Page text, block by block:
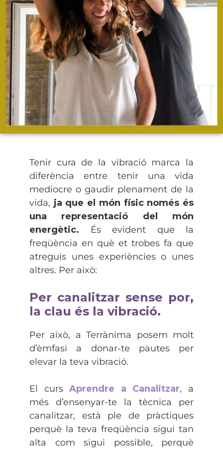
Tenir cura de la vibració marca la
diferència entre tenir una vida
mediocre o gaudir plenament de la
vida, ja que el món físic només és
una representació del món
energètic.
És evident que la
freqüència en què et trobes fa que
atreguis unes experiències o unes
altres. Per això:
Per canalitzar sense por,
la clau és la vibració.
Per això, a Terrànima posem molt
d’èmfasi a donar-te pautes per
elevar la teva vibració.
El cursAprendre a Canalitzar, a
més d’ensenyar-te la tècnica per
canalitzar, està ple de pràctiques
perquè la teva freqüència sigui tan
alta com sigui possible, perquè